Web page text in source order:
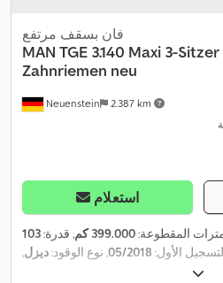
Neuenstein 2.387 km
فان بسقف مرتفع
MAN TGE 3.140 Maxi 3-
Zahnriemen neu
استعلام
المقطوعة:399.000 كم , قدرة:103
الأول: 05/2018, نوع الوقود:ديزل,
, لون: